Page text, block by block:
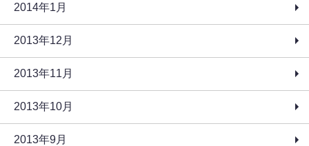
2014年1月
2013年12月
2013年11月
2013年10月
2013年9月